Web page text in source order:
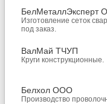
БелМеталлЭксперт
Изготовление сеток
под заказ.
ВалМай ТЧУП
Круги конструкционные.
Белхол ООО
Производство